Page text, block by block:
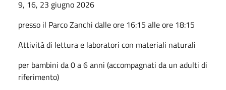
9, 16, 23 giugno 2026
presso il Parco Zanchi dalle ore 16:15 alle ore 18:15
Attività di lettura e laboratori con materiali naturali
per bambini da 0 a 6 anni (accompagnati da un adulti di
riferimento)